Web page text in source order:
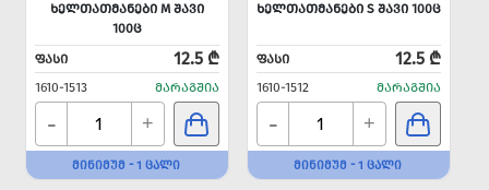
ᲮᲔᲚᲗᲐᲗᲛᲐᲜᲔᲑᲘ M ᲨᲐᲕᲘ
100Ც
ᲤᲐᲡᲘ
12.5 ₾
1610-1513 ᲛᲐᲠᲐᲒᲨᲘᲐ
- +
ᲛᲘᲜᲘᲛᲣᲛ - 1 ᲪᲐᲚᲘ
ᲮᲔᲚᲗᲐᲗᲛᲐᲜᲔᲑᲘ S ᲨᲐᲕᲘ 100Ც
ᲤᲐᲡᲘ 12.5 ₾
1610-1512 ᲛᲐᲠᲐᲒᲨᲘᲐ
- +
ᲛᲘᲜᲘᲛᲣᲛ - 1 ᲪᲐᲚᲘ